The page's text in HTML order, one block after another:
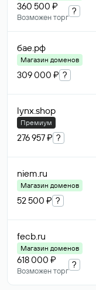
360 500 ₽
Возможен торг
?
бае.рф
Магазин доменов
309 000 ₽ ?
lynx.shop
Премиум
276 957 ₽ ?
niem.ru
Магазин доменов
52 500 ₽ ?
fecb.ru
Магазин доменов
618 000 ₽
Возможен торг
?